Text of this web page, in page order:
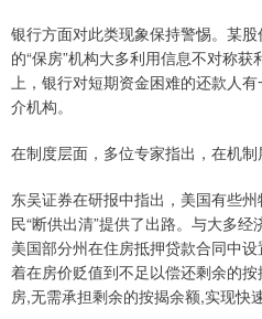
银行方面对此类现象保持警惕。某
的“保房”机构大多利用信息不对称
上，银行对短期资金困难的还款人
介机构。
在制度层面，多位专家指出，在机制
东吴证券在研报中指出，美国有些
民“断供出清”提供了出路。与大多经
美国部分州在住房抵押贷款合同中
着在房价贬值到不足以偿还剩余的
房,无需承担剩余的按揭余额,实现快